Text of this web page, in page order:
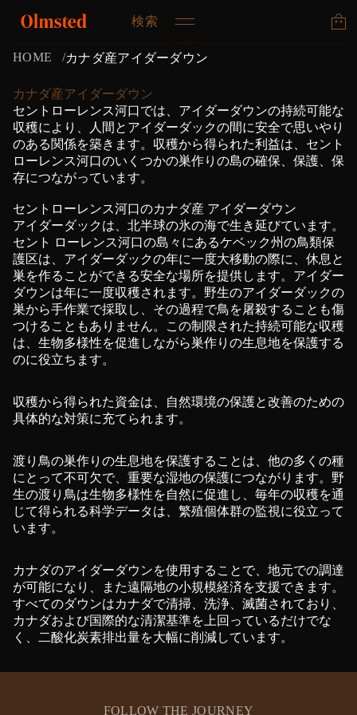
検索
HOME カナダ産アイダーダウン
カナダ産アイダーダウン
セントローレンス河口では、アイダーダウンの持続可能な
収穫により、
人間とアイダーダックの間に安全で思いやり
のある関係を築きます。 収穫から得られた利益は、セント
ローレンス河口のいくつかの巣作りの島の確保、保護、保
存につながっています。
セントローレンス河口のカナダ産 アイダーダウン
アイダーダックは、北半球の氷の海で生き延びています。
セント ローレンス河口の島々にあるケベック州の鳥類保
護区は、 アイダーダックの年に一度大移動の際に、休息と
巣を作ることができる安全な場所を提供します。アイダー
ダウンは年に一度収穫されます。野生のアイダーダックの
巣から手作業で採取し、その過程で鳥を屠殺することも傷
つけることもありません。
この制限された持続可能な収穫
は、生物多様性を促進しながら巣作りの生息地を保護する
のに役立ちます。
収穫から得られた資金は、自然環境の保護と改善のための
具体的な対策に充てられます。
渡り鳥の巣作りの生息地を保護することは、他の多くの種
にとって不可欠で、重要な湿地の保護につながります。野
生の渡り鳥は生物多様性を自然に促進し、毎年の収穫を通
じて得られる科学データは、繁殖個体群の監視に役立って
います。
カナダのアイダーダウンを使用することで、地元での調達
が可能になり、また遠隔地の小規模経済を支援できます。
すべてのダウンはカナダで清掃、洗浄、滅菌されており、
カナダおよび国際的な清潔基準を上回っているだけでな
く、二酸化炭素排出量を大幅に削減しています。
FOLLOW THE JOURNEY